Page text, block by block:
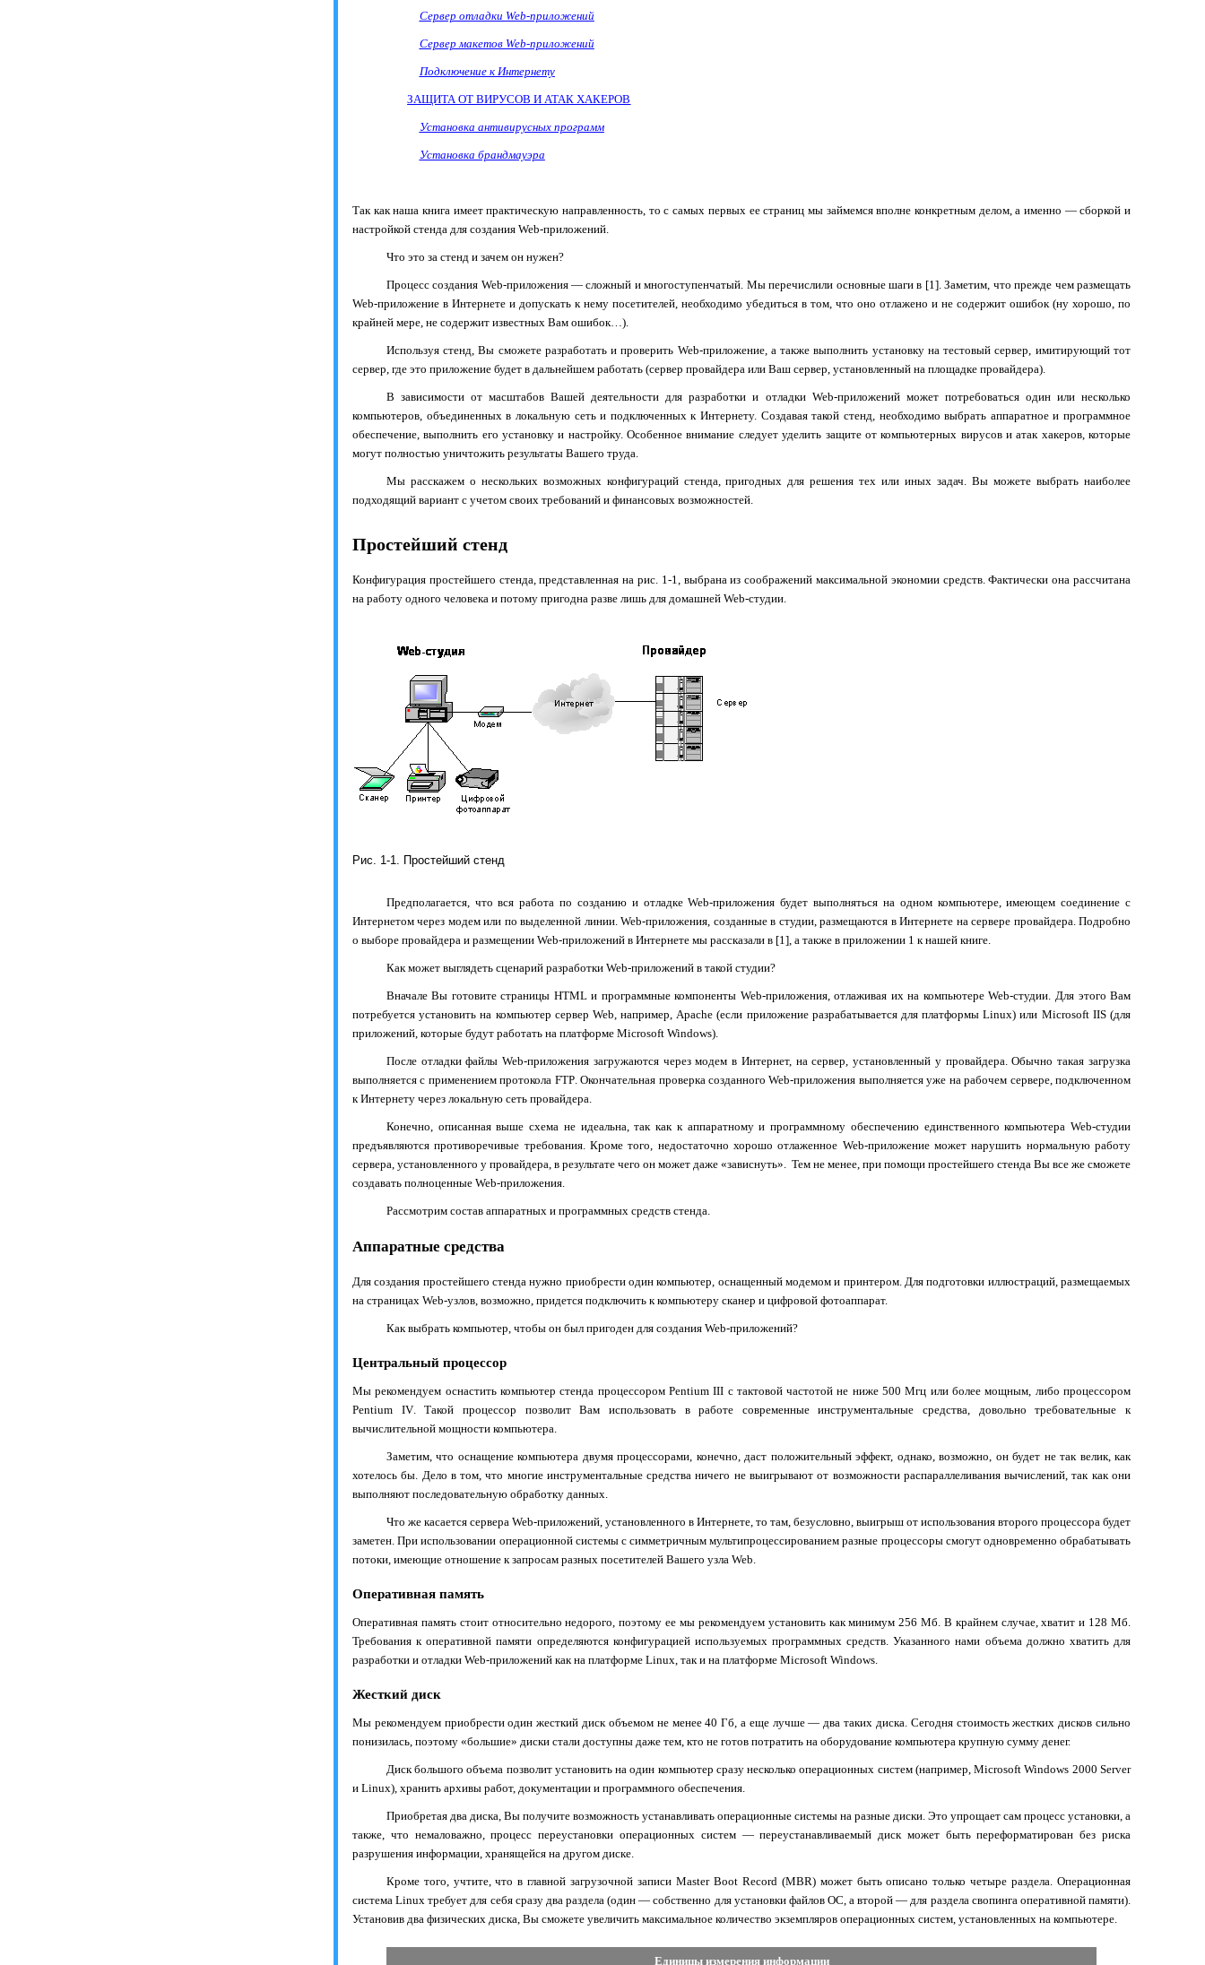
Сервер отладки Web-приложений
Сервер макетов Web-приложений
Подключение к Интернету
ЗАЩИТА ОТ ВИРУСОВ И АТАК ХАКЕРОВ
Установка антивирусных программ
Установка брандмауэра
Так как наша книга имеет практическую направленность, то с самых первых ее страниц мы займемся вполне конкретным делом, а именно — сборкой и
настройкой стенда для создания Web-приложений.
Что это за стенд и зачем он нужен?
Процесс создания Web-приложения — сложный и многоступенчатый. Мы перечислили основные шаги в [1]. Заметим, что прежде чем размещать
Web-приложение в Интернете и допускать к нему посетителей, необходимо убедиться в том, что оно отлажено и не содержит ошибок (ну хорошо, по
крайней мере, не содержит известных Вам ошибок…).
Используя стенд, Вы сможете разработать и проверить Web-приложение, а также выполнить установку на тестовый сервер, имитирующий тот
сервер, где это приложение будет в дальнейшем работать (сервер провайдера или Ваш сервер, установленный на площадке провайдера).
В зависимости от масштабов Вашей деятельности для разработки и отладки Web-приложений может потребоваться один или несколько
компьютеров, объединенных в локальную сеть и подключенных к Интернету. Создавая такой стенд, необходимо выбрать аппаратное и программное
обеспечение, выполнить его установку и настройку. Особенное внимание следует уделить защите от компьютерных вирусов и атак хакеров, которые
могут полностью уничтожить результаты Вашего труда.
Мы расскажем о нескольких возможных конфигураций стенда, пригодных для решения тех или иных задач. Вы можете выбрать наиболее
подходящий вариант с учетом своих требований и финансовых возможностей.
Простейший стенд
Конфигурация простейшего стенда, представленная на рис. 1-1, выбрана из соображений максимальной экономии средств. Фактически она рассчитана
на работу одного человека и потому пригодна разве лишь для домашней Web-студии.
Рис. 1-1. Простейший стенд
Предполагается, что вся работа по созданию и отладкеWeb-приложения будет выполняться на одном компьютере, имеющем соединение с
Интернетом через модем или по выделенной линии.Web-приложения, созданные в студии, размещаются в Интернете на сервере провайдера. Подробно
о выборе провайдера и размещении Web-приложений в Интернете мы рассказали в [1], а также в приложении 1 к нашей книге.
Как может выглядеть сценарий разработки Web-приложений в такой студии?
Вначале Вы готовите страницы HTMLи программные компоненты Web-приложения, отлаживая их на компьютереWeb-студии. Для этого Вам
потребуется установить на компьютер сервер Web, например,Apache (если приложение разрабатывается для платформыLinux) или Microsoft IIS (для
приложений, которые будут работать на платформе Microsoft Windows).
После отладки файлыWeb-приложения загружаются через модем в Интернет, на сервер, установленный у провайдера. Обычно такая загрузка
выполняется с применением протокола FTP. Окончательная проверка созданногоWeb-приложения выполняется уже на рабочем сервере, подключенном
к Интернету через локальную сеть провайдера.
Конечно, описанная выше схема не идеальна, так как к аппаратному и программному обеспечению единственного компьютера Web-студии
предъявляются противоречивые требования. Кроме того, недостаточно хорошо отлаженное Web-приложение может нарушить нормальную работу
сервера, установленного у провайдера, в результате чего он может даже «зависнуть». Тем не менее, при помощи простейшего стенда Вы все же сможете
создавать полноценные Web-приложения.
Рассмотрим состав аппаратных и программных средств стенда.
Аппаратные средства
Для создания простейшего стенда нужно приобрести один компьютер, оснащенный модемом и принтером. Для подготовки иллюстраций, размещаемых
на страницах Web-узлов, возможно, придется подключить к компьютеру сканер и цифровой фотоаппарат.
Как выбрать компьютер, чтобы он был пригоден для создания Web-приложений?
Центральный процессор
Мы рекомендуем оснастить компьютер стенда процессором Pentium III с тактовой частотой не ниже 500 Мгц или более мощным, либо процессором
Pentium
IV. Такой процессор позволит Вам использовать в работе современные инструментальные средства, довольно требовательные к
вычислительной мощности компьютера.
Заметим, что оснащение компьютера двумя процессорами, конечно, даст положительный эффект, однако, возможно, он будет не так велик, как
хотелось бы. Дело в том, что многие инструментальные средства ничего не выигрывают от возможности распараллеливания вычислений, так как они
выполняют последовательную обработку данных.
Что же касается сервера Web-приложений, установленного в Интернете, то там, безусловно, выигрыш от использования второго процессора будет
заметен. При использовании операционной системы с симметричным мультипроцессированием разные процессоры смогут одновременно обрабатывать
потоки, имеющие отношение к запросам разных посетителей Вашего узла Web.
Оперативная память
Оперативная память стоит относительно недорого, поэтому ее мы рекомендуем установить как минимум 256 Мб. В крайнем случае, хватит и 128 Мб.
Требования к оперативной памяти определяются конфигурацией используемых программных средств. Указанного нами объема должно хватить для
разработки и отладки Web-приложений как на платформе Linux, так и на платформе Microsoft Windows.
Жесткий диск
Мы рекомендуем приобрести один жесткий диск объемом не менее 40 Гб, а еще лучше — два таких диска. Сегодня стоимость жестких дисков сильно
понизилась, поэтому «большие» диски стали доступны даже тем, кто не готов потратить на оборудование компьютера крупную сумму денег.
Диск большого объема позволит установить на один компьютер сразу несколько операционных систем (например,Microsoft Windows 2000Server
и Linux), хранить архивы работ, документации и программного обеспечения.
Приобретая два диска, Вы получите возможность устанавливать операционные системы на разные диски. Это упрощает сам процесс установки, а
также, что немаловажно, процесс переустановки операционных систем — переустанавливаемый диск может быть переформатирован без риска
разрушения информации, хранящейся на другом диске.
Кроме того, учтите, что в главной загрузочной записи Master Boot Record(MBR) может быть описано только четыре раздела. Операционная
системаLinux требует для себя сразу два раздела (один — собственно для установки файлов ОС, а второй — для раздела свопинга оперативной памяти).
Установив два физических диска, Вы сможете увеличить максимальное количество экземпляров операционных систем, установленных на компьютере.
Единицы измерения информации